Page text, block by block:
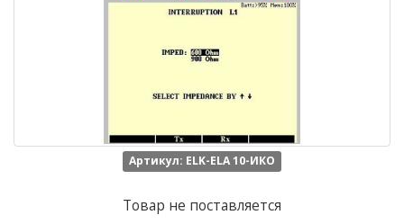
Артикул: ELK-ELA 10-ИКО
Товар не поставляется